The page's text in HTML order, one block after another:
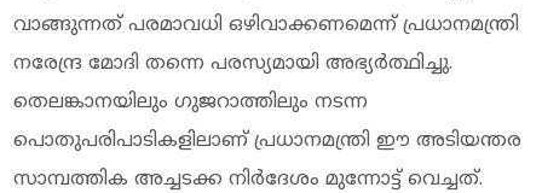
വാങ്ങുന്നത് പരമാവധി ഒഴിവാക്കണമെന്ന് പ്രധാനമന്ത്രി
നരേന്ദ്ര മോദി തന്നെ പരസ്യമായി അഭ്യർത്ഥിച്ചു.
തെലങ്കാനയിലും ഗുജറാത്തിലും നടന്ന
പൊതുപരിപാടികളിലാണ് പ്രധാനമന്ത്രി ഈ അടിയന്തര
സാമ്പത്തിക അച്ചടക്ക നിർദേശം മുന്നോട്ട് വെച്ചത്.